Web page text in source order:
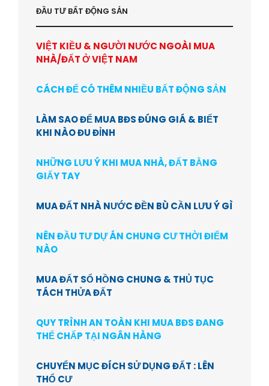
ĐẦU TƯ BẤT ĐỘNG SẢN
VIỆT KIỀU & NGƯỜI NƯỚC NGOÀI MUA
NHÀ/ĐẤT Ở VIỆT NAM
CÁCH ĐỂ CÓ THÊM NHIỀU BẤT ĐỘNG SẢN
LÀM SAO ĐỂ MUA BĐS ĐÚNG GIÁ & BIẾT
KHI NÀO ĐU ĐỈNH
NHỮNG LƯU Ý KHI MUA NHÀ, ĐẤT BẰNG
GIẤY TAY
MUA ĐẤT NHÀ NƯỚC ĐỀN BÙ CẦN LƯU Ý GÌ
NÊN ĐẦU TƯ DỰ ÁN CHUNG CƯ THỜI ĐIỂM
NÀO
MUA ĐẤT SỔ HỒNG CHUNG & THỦ TỤC
TÁCH THỬA ĐẤT
QUY TRÌNH AN TOÀN KHI MUA BĐS ĐANG
THẾ CHẤP TẠI NGÂN HÀNG
CHUYỂN MỤC ĐÍCH SỬ DỤNG ĐẤT : LÊN
THỔ CƯ